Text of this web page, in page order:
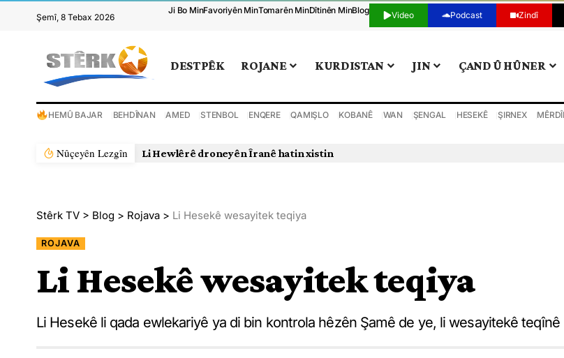
Şemî, 8 Tebax 2026
Ji Bo MinFavoriyên MinTomarên MinDîtinên MinBlog Video Podcast Zindî
DESTPÊK ROJANE KURDISTAN JIN ÇAND Û HÛNER
HEMÛ BAJAR BEHDÎNAN AMED STENBOL ENQERE QAMIŞLO KOBANÊ WAN ŞENGAL HESEKÊ ŞIRNEX
Nûçeyên Lezgîn Li Hewlêrê droneyên Îranê hatin xistin
Stêrk TV > Blog > Rojava > Li Hesekê wesayitek teqiya
ROJAVA
Li Hesekê wesayitek teqiya
Li Hesekê li qada ewlekariyê ya di bin kontrola hêzên Şamê de ye, li wesayitekê teqînê